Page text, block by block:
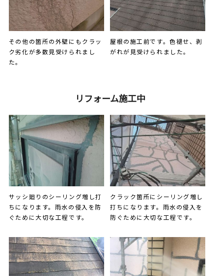
その他の箇所の外壁にもクラッ
ク劣化が多数見受けられまし
た。
屋根の施工前です。色褪せ、剥
がれが見受けられました。
リフォーム施工中
サッシ廻りのシーリング増し打
ちになります。雨水の侵入を防
ぐために大切な工程です。
クラック箇所にシーリング増し
打ちになります。雨水の侵入を
防ぐために大切な工程です。